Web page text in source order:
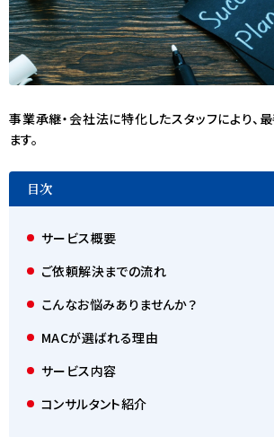
事業承継・会社法に特化したスタッフにより、
ます。
目次
サービス概要
ご依頼解決までの流れ
こんなお悩みありませんか？
MACが選ばれる理由
サービス内容
コンサルタント紹介